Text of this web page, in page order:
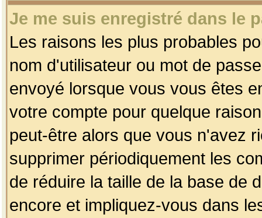
Je me suis enregistré dans le
Les raisons les plus probables
nom d'utilisateur ou mot de
envoyé lorsque vous vous êtes
votre compte pour quelque
peut-être alors que vous n'avez
supprimer périodiquement les
de réduire la taille de la base de
encore et impliquez-vous dans